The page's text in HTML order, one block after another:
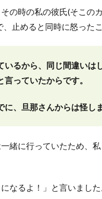
の時の私の彼氏(そこの
止めると同時に怒った
いるから、同じ間違いは
っていたからです。
に、旦那さんからは怪し
緒に行っていたため、
なるよ！」と言いました